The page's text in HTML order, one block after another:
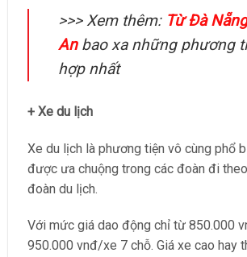
>>> Xem thêm: Từ Đà
Anbao xa những phương
hợp nhất
+ Xe du lịch
Xe du lịch là phương tiện vô cùng phổ
được ưa chuộng trong các đoàn đi
đoàn du lịch.
Với mức giá dao động chỉ từ 850.000
950.000 vnđ/xe 7 chỗ. Giá xe cao hay